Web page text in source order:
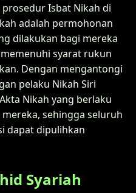
Isbat Nikah di
adalah permohonan
dilakukan bagi mereka
syarat rukun
Dengan mengantongi
pelaku Nikah Siri
Nikah yang berlaku
sehingga seluruh
dapat dipulihkan
Syariah